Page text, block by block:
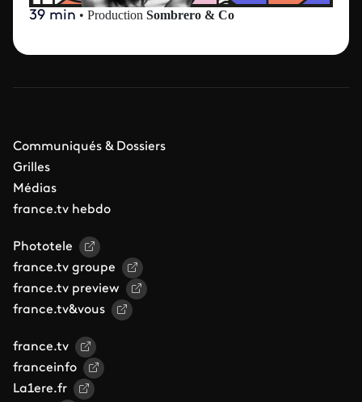
39 min • Production Sombrero & Co
Communiqués & Dossiers
Grilles
Médias
france.tv hebdo
Phototele
france.tv groupe
france.tv preview
france.tv&vous
france.tv
franceinfo
La1ere.fr